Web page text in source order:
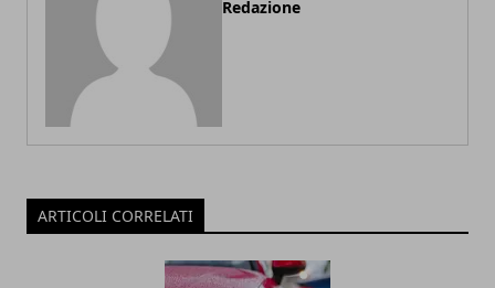
Redazione
ARTICOLI CORRELATI